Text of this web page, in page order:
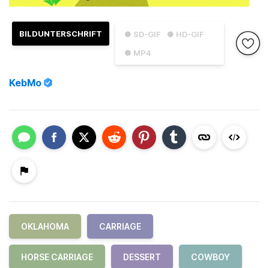
● SD-GIF
● HD-GIF
● MP4
BILDUNTERSCHRIFT
KebMo
OKLAHOMA CARRIAGE
HORSE CARRIAGE DESSERT COWBOY